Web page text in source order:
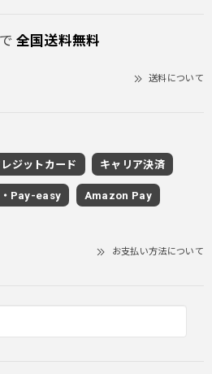
部は閉めずに使うかも。 チャッ
味が出ていい
クロスチャーム ビーズウォレットチェーン / CROSS CHARM BEADS WALLET CHAIN
安っぽくなく値段に見合ったクオ
全国送料無料
送料について
ジットカード キャリア決済
・Pay-easy Amazon Pay
お支払い方法について